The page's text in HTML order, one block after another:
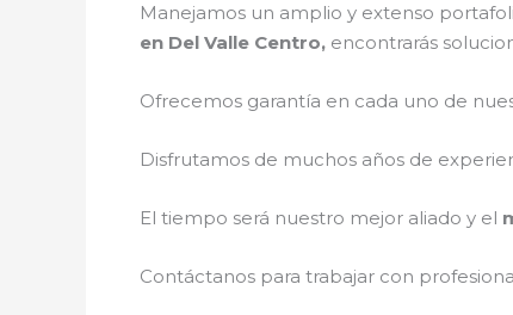
Manejamos un amplio y extenso
en Del Valle Centro, encontrarás
Ofrecemos garantía en cada uno de
Disfrutamos de muchos años de
El tiempo será nuestro mejor aliado y el
Contáctanos para trabajar con